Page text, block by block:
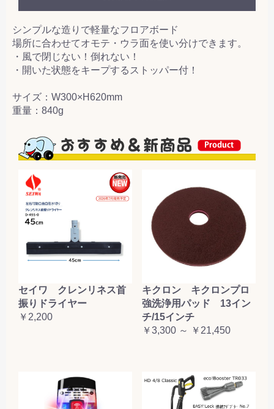
シンプルな造りで軽量なフロアボード
場所に合わせてオモテ・ウラ面を使い分けできます。
・風で閉じない！倒れない！
・開いた状態をキープするストッパー付！
サイズ：W300×H620mm
重量：840g
セイワ クレンリネス首
振りドライヤー
￥2,200
キクロン キクロンプロ
強洗浄用パッド 13イン
チ/15インチ
￥3,300 ～ ￥21,450